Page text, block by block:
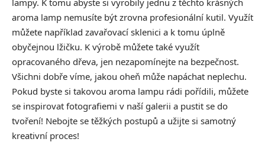
lampy. K tomu abyste si vyrobily jednu z těchto krásných
aroma lamp nemusíte být zrovna profesionální kutil. Využít
můžete například zavařovací sklenici a k tomu úplně
obyčejnou lžičku. K výrobě můžete také využít
opracovaného dřeva, jen nezapomínejte na bezpečnost.
Všichni dobře víme, jakou oheň může napáchat neplechu.
Pokud byste si takovou aroma lampu rádi pořídili, můžete
se inspirovat fotografiemi v naší galerii a pustit se do
tvoření! Nebojte se těžkých postupů a užijte si samotný
kreativní proces!